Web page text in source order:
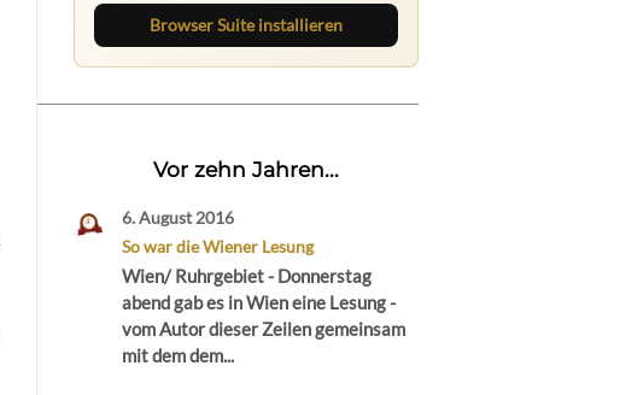
Browser Suite installieren
Vor zehn Jahren...
6. August 2016
So war die Wiener Lesung
Wien/ Ruhrgebiet - Donnerstag
abend gab es in Wien eine Lesung -
vom Autor dieser Zeilen gemeinsam
mit dem dem...